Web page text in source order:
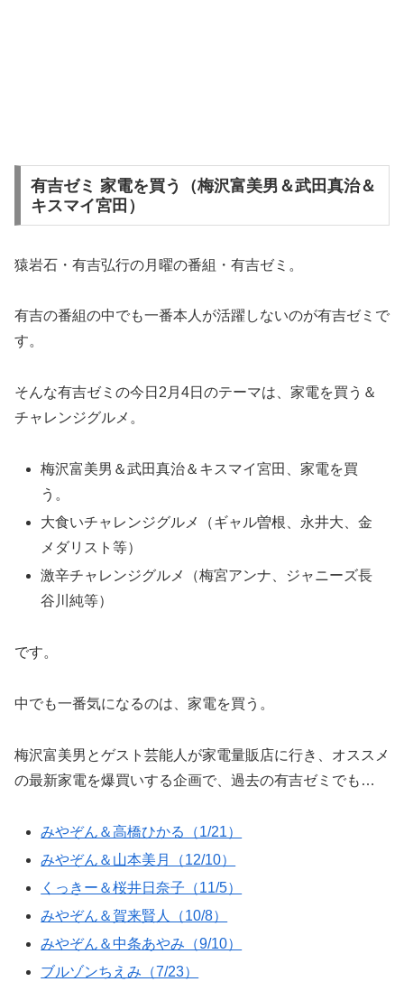
有吉ゼミ 家電を買う（梅沢富美男＆武田真治＆
キスマイ宮田）
猿岩石・有吉弘行の月曜の番組・有吉ゼミ。
有吉の番組の中でも一番本人が活躍しないのが有吉ゼミで
す。
そんな有吉ゼミの今日2月4日のテーマは、家電を買う＆
チャレンジグルメ。
梅沢富美男＆武田真治＆キスマイ宮田、家電を買
う。
大食いチャレンジグルメ（ギャル曽根、永井大、金
メダリスト等）
激辛チャレンジグルメ（梅宮アンナ、ジャニーズ長
谷川純等）
です。
中でも一番気になるのは、家電を買う。
梅沢富美男とゲスト芸能人が家電量販店に行き、オススメ
の最新家電を爆買いする企画で、過去の有吉ゼミでも…
みやぞん＆高橋ひかる（1/21）
みやぞん＆山本美月（12/10）
くっきー＆桜井日奈子（11/5）
みやぞん＆賀来賢人（10/8）
みやぞん＆中条あやみ（9/10）
ブルゾンちえみ（7/23）